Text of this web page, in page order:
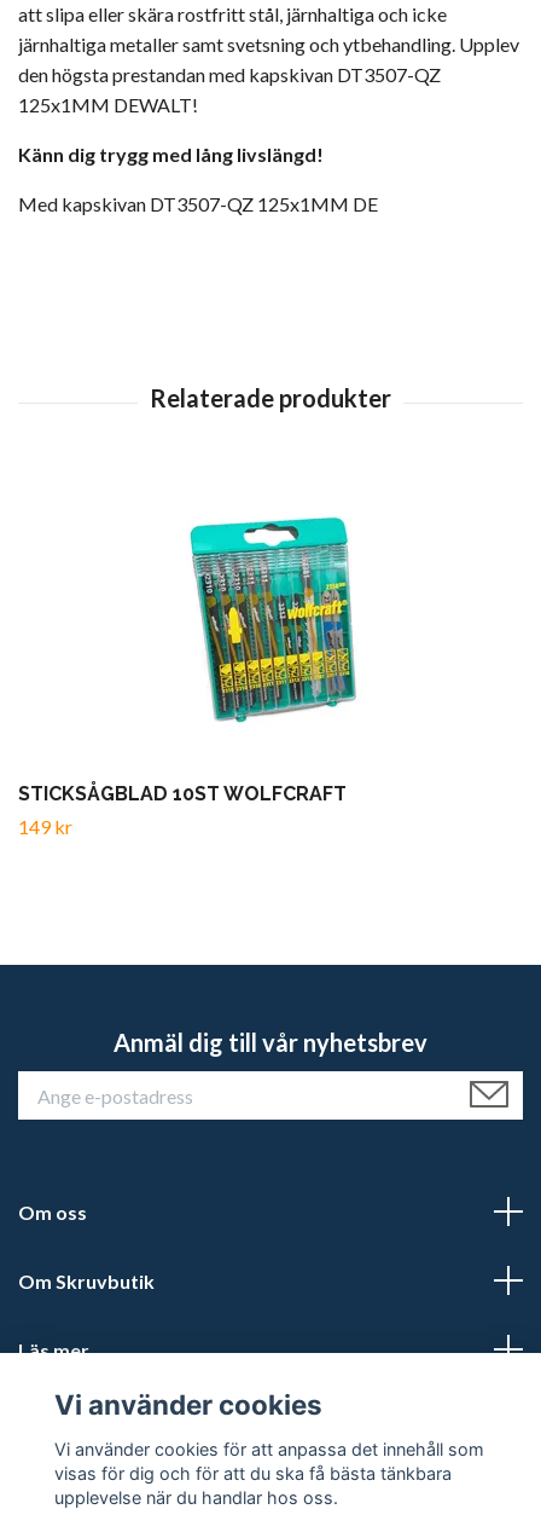
att slipa eller skära rostfritt stål, järnhaltiga och icke
järnhaltiga metaller samt svetsning och ytbehandling. Upplev
den högsta prestandan med kapskivan DT3507-QZ
125x1MM DEWALT!
Känn dig trygg med lång livslängd!
Med kapskivan DT3507-QZ 125x1MM DE
STICKSÅGBLAD 10ST WOLFCRAFT
149 kr
Anmäl dig till vår nyhetsbrev
Om oss
Om Skruvbutik
Läs mer
Sociala medier
Vi använder cookies
Vi använder cookies för att anpassa det innehåll som
visas för dig och för att du ska få bästa tänkbara
upplevelse när du handlar hos oss.